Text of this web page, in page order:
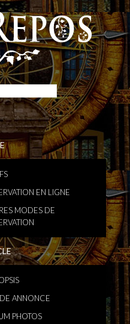
EN LIGNE
MODES DE
ANNONCE
PHOTOS